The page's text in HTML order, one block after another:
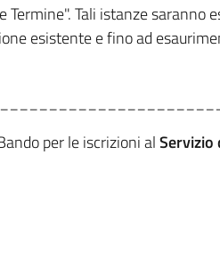
Tali istanzesaranno
esistente e fino ad
per le iscrizioni alServizio